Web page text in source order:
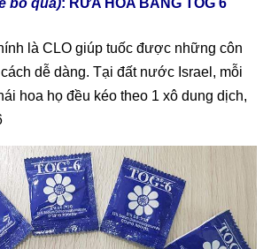
bỏ qua): RỮA HOA BẰNG TOG 6
là CLO giúp tuốc được những côn
dễ dàng. Tại đất nước Israel, mỗi
hoa họ đều kéo theo 1 xô dung dịch,